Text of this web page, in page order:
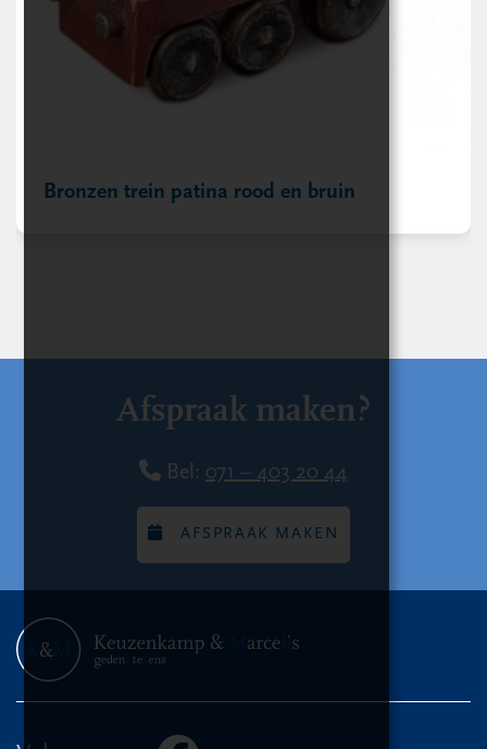
Bronzen trein patina rood en bruin
Afspraak maken?
Bel: 071 – 403 20 44
AFSPRAAK MAKEN